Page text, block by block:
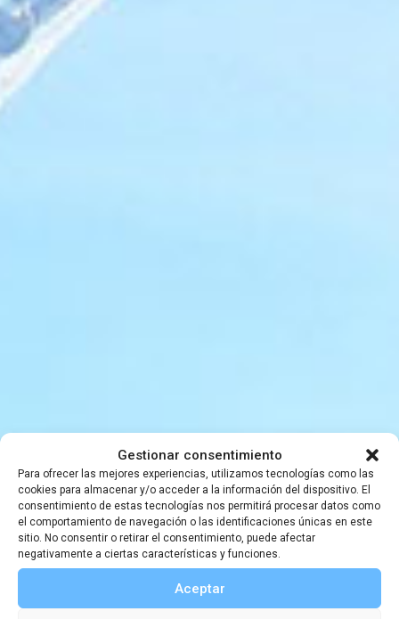
Gestionar consentimiento
Para ofrecer las mejores experiencias, utilizamos tecnologías como las
cookies para almacenar y/o acceder a la información del dispositivo. El
consentimiento de estas tecnologías nos permitirá procesar datos como
el comportamiento de navegación o las identificaciones únicas en este
sitio. No consentir o retirar el consentimiento, puede afectar
negativamente a ciertas características y funciones.
Aceptar
Cuevas heladas,
con Enrique
Serrano